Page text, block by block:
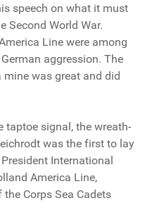
speech on what it must
Second World War.
Line were among
aggression. The
was great and did
taptoe signal, the wreath-
was the first to lay
International
America Line,
Corps Sea Cadets